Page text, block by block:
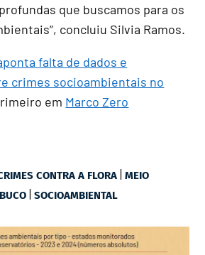
que buscamos para os
concluiu Silvia Ramos.
falta de dados e
crimes socioambientais no
em Marco Zero
CONTRA A FLORA |MEIO
|SOCIOAMBIENTAL